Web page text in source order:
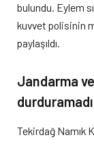
bulundu. Eylem
kuvvet polisinin
paylaşıldı.
Jandarma
durduramadı
Tekirdağ Namık